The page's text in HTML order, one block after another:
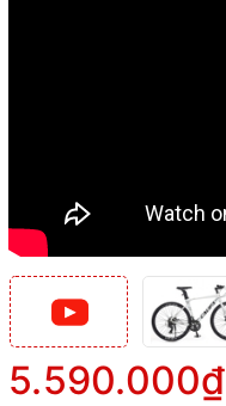
5.590.000₫